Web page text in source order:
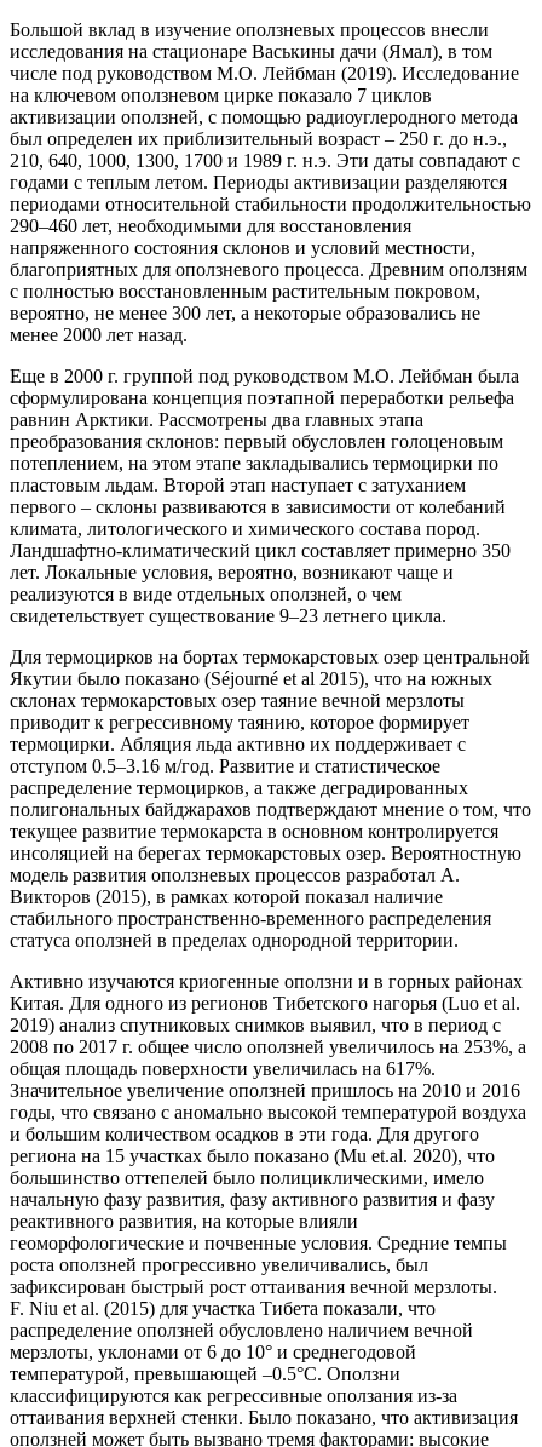
Большой вклад в изучение оползневых процессов внесли
исследования на стационаре Васькины дачи (Ямал), в том
числе под руководством М.О. Лейбман (2019). Исследование
на ключевом оползневом цирке показало 7 циклов
активизации оползней, с помощью радиоуглеродного метода
был определен их приблизительный возраст – 250 г. до н.э.,
210, 640, 1000, 1300, 1700 и 1989 г. н.э. Эти даты совпадают с
годами с теплым летом. Периоды активизации разделяются
периодами относительной стабильности продолжительностью
290–460 лет, необходимыми для восстановления
напряженного состояния склонов и условий местности,
благоприятных для оползневого процесса. Древним оползням
с полностью восстановленным растительным покровом,
вероятно, не менее 300 лет, а некоторые образовались не
менее 2000 лет назад.
Еще в 2000 г. группой под руководством М.О. Лейбман была
сформулирована концепция поэтапной переработки рельефа
равнин Арктики. Рассмотрены два главных этапа
преобразования склонов: первый обусловлен голоценовым
потеплением, на этом этапе закладывались термоцирки по
пластовым льдам. Второй этап наступает с затуханием
первого – склоны развиваются в зависимости от колебаний
климата, литологического и химического состава пород.
Ландшафтно-климатический цикл составляет примерно 350
лет. Локальные условия, вероятно, возникают чаще и
реализуются в виде отдельных оползней, о чем
свидетельствует существование 9–23 летнего цикла.
Для термоцирков на бортах термокарстовых озер центральной
Якутии было показано (Séjourné et al 2015), что на южных
склонах термокарстовых озер таяние вечной мерзлоты
приводит к регрессивному таянию, которое формирует
термоцирки. Абляция льда активно их поддерживает с
отступом 0.5–3.16 м/год. Развитие и статистическое
распределение термоцирков, а также деградированных
полигональных байджарахов подтверждают мнение о том, что
текущее развитие термокарста в основном контролируется
инсоляцией на берегах термокарстовых озер. Вероятностную
модель развития оползневых процессов разработал А.
Викторов (2015), в рамках которой показал наличие
стабильного пространственно-временного распределения
статуса оползней в пределах однородной территории.
Активно изучаются криогенные оползни и в горных районах
Китая. Для одного из регионов Тибетского нагорья (Luo et al.
2019) анализ спутниковых снимков выявил, что в период с
2008 по 2017 г. общее число оползней увеличилось на 253%, а
общая площадь поверхности увеличилась на 617%.
Значительное увеличение оползней пришлось на 2010 и 2016
годы, что связано с аномально высокой температурой воздуха
и большим количеством осадков в эти года. Для другого
региона на 15 участках было показано (Mu et.al. 2020), что
большинство оттепелей было полициклическими, имело
начальную фазу развития, фазу активного развития и фазу
реактивного развития, на которые влияли
геоморфологические и почвенные условия. Средние темпы
роста оползней прогрессивно увеличивались, был
зафиксирован быстрый рост оттаивания вечной мерзлоты.
F. Niu et al. (2015) для участка Тибета показали, что
распределение оползней обусловлено наличием вечной
мерзлоты, уклонами от 6 до 10° и среднегодовой
температурой, превышающей ‒0.5°С. Оползни
классифицируются как регрессивные оползания из-за
оттаивания верхней стенки. Было показано, что активизация
оползней может быть вызвано тремя факторами: высокие